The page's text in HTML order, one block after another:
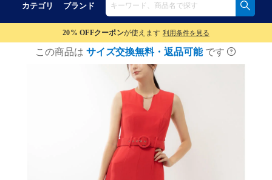
カテゴリ ブランド
20% OFFクーポンが使えます 利用条件を見る
この商品は サイズ交換無料・返品可能 です